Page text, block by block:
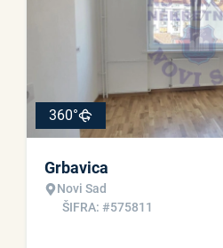
360°
Grbavica
Novi Sad
ŠIFRA: #575811